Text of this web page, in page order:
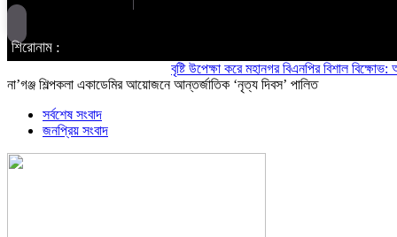
শিরোনাম :
বৃষ্টি উপেক্ষা করে মহানগর বিএনপির বিশাল বিক্ষোভ:
না’গঞ্জ শিল্পকলা একাডেমির আয়োজনে আন্তর্জাতিক ‘নৃত্য দিবস’ পালিত
সর্বশেষ সংবাদ
জনপ্রিয় সংবাদ